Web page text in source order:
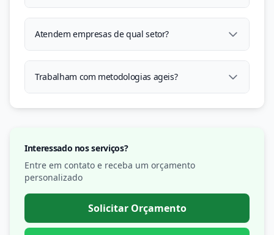
Atendem empresas de qual setor?
Trabalham com metodologias ageis?
Interessado nos serviços?
Entre em contato e receba um orçamento
personalizado
Solicitar Orçamento